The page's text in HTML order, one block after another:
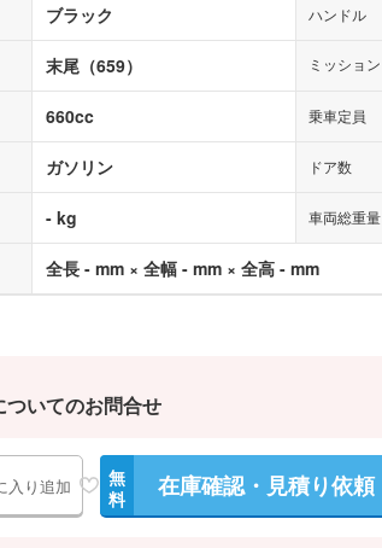
ブラック ハンドル
末尾（659） ミッション
660cc 乗車定員
ガソリン ドア数
- kg 車両総重量
全長 - mm × 全幅 - mm × 全高 - mm
ついてのお問合せ
入り追加
無
料
在庫確認・見積り依頼